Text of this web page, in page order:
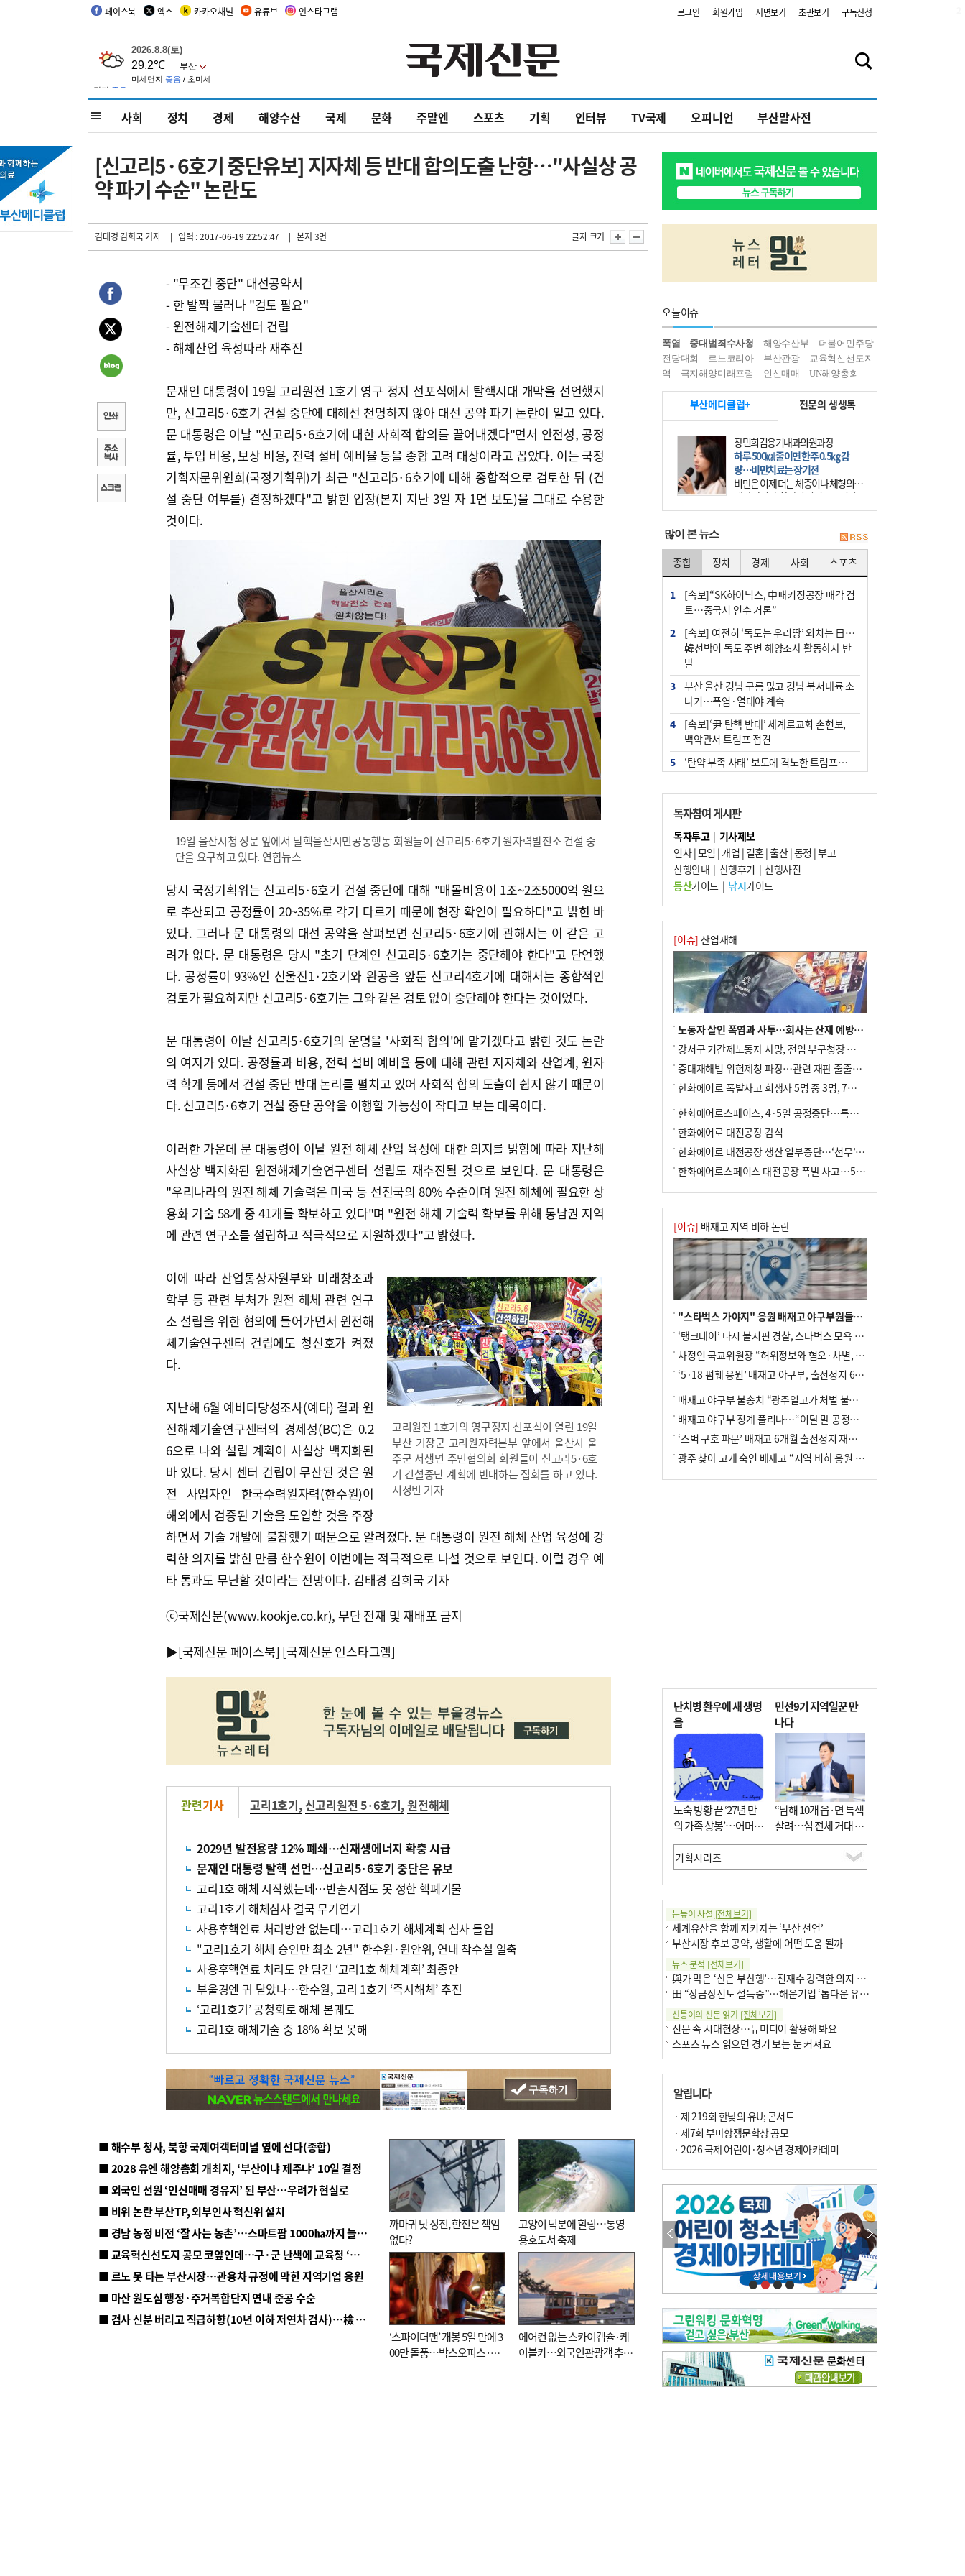
페이스북 엑스 카카오채널 유튜브 인스타그램 로그인 회원가입 지면보기 초판보기 구독신청
사회 정치 경제 해양수산 국제 문화 주말엔 스포츠 기획 인터뷰 TV국제 오피니언 부산말사전
[신고리5·6호기 중단유보] 지자체 등 반대 합의도출 난항…"사실상 공
약 파기 수순" 논란도
김태경 김희국 기자 | 입력 : 2017-06-19 22:52:47 | 본지 3면 글자 크기
- "무조건 중단" 대선공약서
- 한 발짝 물러나 "검토 필요"
- 원전해체기술센터 건립
- 해체산업 육성따라 재추진
문재인 대통령이 19일 고리원전 1호기 영구 정지 선포식에서 탈핵시대 개막을 선언했지
만, 신고리5·6호기 건설 중단에 대해선 천명하지 않아 대선 공약 파기 논란이 일고 있다.
문 대통령은 이날 "신고리5·6호기에 대한 사회적 합의를 끌어내겠다"면서 안전성, 공정
률, 투입 비용, 보상 비용, 전력 설비 예비율 등을 종합 고려 대상이라고 꼽았다. 이는 국정
기획자문위원회(국정기획위)가 최근 "신고리5·6호기에 대해 종합적으로 검토한 뒤 (건
설 중단 여부를) 결정하겠다"고 밝힌 입장(본지 지난 3일 자 1면 보도)을 그대로 수용한
것이다.
19일 울산시청 정문 앞에서 탈핵울산시민공동행동 회원들이 신고리5·6호기 원자력발전소 건설 중
단을 요구하고 있다. 연합뉴스
당시 국정기획위는 신고리5·6호기 건설 중단에 대해 "매몰비용이 1조~2조5000억 원으
로 추산되고 공정률이 20~35%로 각기 다르기 때문에 현장 확인이 필요하다"고 밝힌 바
있다. 그러나 문 대통령의 대선 공약을 살펴보면 신고리5·6호기에 관해서는 이 같은 고
려가 없다. 문 대통령은 당시 "초기 단계인 신고리5·6호기는 중단해야 한다"고 단언했
다. 공정률이 93%인 신울진1·2호기와 완공을 앞둔 신고리4호기에 대해서는 종합적인
검토가 필요하지만 신고리5·6호기는 그와 같은 검토 없이 중단해야 한다는 것이었다.
문 대통령이 이날 신고리5·6호기의 운명을 '사회적 합의'에 맡기겠다고 밝힌 것도 논란
의 여지가 있다. 공정률과 비용, 전력 설비 예비율 등에 대해 관련 지자체와 산업계, 원자
력 학계 등에서 건설 중단 반대 논리를 펼치고 있어 사회적 합의 도출이 쉽지 않기 때문이
다. 신고리5·6호기 건설 중단 공약을 이행할 가능성이 작다고 보는 대목이다.
이러한 가운데 문 대통령이 이날 원전 해체 산업 육성에 대한 의지를 밝힘에 따라 지난해
사실상 백지화된 원전해체기술연구센터 설립도 재추진될 것으로 보인다. 문 대통령은
"우리나라의 원전 해체 기술력은 미국 등 선진국의 80% 수준이며 원전 해체에 필요한 상
용화 기술 58개 중 41개를 확보하고 있다"며 "원전 해체 기술력 확보를 위해 동남권 지역
에 관련 연구소를 설립하고 적극적으로 지원하겠다"고 밝혔다.
고리원전 1호기의 영구정지 선포식이 열린 19일
부산 기장군 고리원자력본부 앞에서 울산시 울
주군 서생면 주민협의회 회원들이 신고리5·6호
기 건설중단 계획에 반대하는 집회를 하고 있다.
서정빈 기자
이에 따라 산업통상자원부와 미래창조과
학부 등 관련 부처가 원전 해체 관련 연구
소 설립을 위한 협의에 들어가면서 원전해
체기술연구센터 건립에도 청신호가 켜졌
다.
지난해 6월 예비타당성조사(예타) 결과 원
전해체기술연구센터의 경제성(BC)은 0.2
6으로 나와 설립 계획이 사실상 백지화된
바 있다. 당시 센터 건립이 무산된 것은 원
전 사업자인 한국수력원자력(한수원)이
해외에서 검증된 기술을 도입할 것을 주장
하면서 기술 개발에 불참했기 때문으로 알려졌다. 문 대통령이 원전 해체 산업 육성에 강
력한 의지를 밝힌 만큼 한수원이 이번에는 적극적으로 나설 것으로 보인다. 이럴 경우 예
타 통과도 무난할 것이라는 전망이다. 김태경 김희국 기자
ⓒ국제신문(www.kookje.co.kr), 무단 전재 및 재배포 금지
▶[국제신문 페이스북] [국제신문 인스타그램]
관련기사 고리1호기, 신고리원전 5·6호기,원전해체
2029년 발전용량 12% 폐쇄…신재생에너지 확충 시급
문재인 대통령 탈핵 선언…신고리5·6호기 중단은 유보
고리1호 해체 시작했는데…반출시점도 못 정한 핵폐기물
고리1호기 해체심사 결국 무기연기
사용후핵연료 처리방안 없는데…고리1호기 해체계획 심사 돌입
"고리1호기 해체 승인만 최소 2년" 한수원·원안위, 연내 착수설 일축
사용후핵연료 처리도 안 담긴 ‘고리1호 해체계획’ 최종안
부울경엔 귀 닫았나…한수원, 고리 1호기 ‘즉시해체’ 추진
‘고리1호기’ 공청회로 해체 본궤도
고리1호 해체기술 중 18% 확보 못해
■ 해수부 청사, 북항 국제여객터미널 옆에 선다(종합)
■ 2028 유엔 해양총회 개최지, ‘부산이냐 제주냐’ 10일 결정
■ 외국인 선원 ‘인신매매 경유지’ 된 부산…우려가 현실로
■ 비위 논란 부산TP, 외부인사 혁신위 설치
■ 경남 농정 비전 ‘잘 사는 농촌’…스마트팜 1000㏊까지 늘린다
■ 교육혁신선도지 공모 코앞인데…구·군 난색에 교육청 ‘쩔쩔’
■ 르노 못 타는 부산시장…관용차 규정에 막힌 지역기업 응원
■ 마산 원도심 행정·주거복합단지 연내 준공 수순
■ 검사 신분 버리고 직급하향(10년 이하 저연차 검사)…檢 중수청행 기피
까마귀 탓 정전, 한전은 책임
없다?
고양이 덕분에 힐링…통영
용호도서 축제
‘스파이더맨’ 개봉 5일 만에 3
00만 돌풍…박스오피스·예
에어컨 없는 스카이캡슐·케
이블카…외국인관광객 추억
오늘이슈
폭염 중대범죄수사청 해양수산부
더불어민주당
전당대회
르노코리아 부산관광
교육혁신선도지
역
극지해양미래포럼 인신매매 UN해양총회
부산메디클럽+ 전문의 생생톡
장민희김용기내과의원과장
하루 500㎉ 줄이면 한주 0.5㎏ 감
량…비만치료는 장기전
비만은 이제 더는 체중이나 체형의 문
제가 아니다. 하나의 질병으로 인지
하고 치료와 관리를 해야 한다. 세계
많이 본 뉴스
종합 정치 경제 사회 스포츠
1
[속보]“SK하이닉스, 中패키징공장 매각 검
토…중국서 인수 거론”
2
[속보] 여전히 ‘독도는 우리땅’ 외치는 日…
韓선박이 독도 주변 해양조사 활동하자 반
발
3
부산 울산 경남 구름 많고 경남 북서내륙 소
나기…폭염·열대야 계속
4
[속보]‘尹 탄핵 반대’ 세계로교회 손현보,
백악관서 트럼프 접견
5
‘탄약 부족 사태’ 보도에 격노한 트럼프…
전주보다 3원 ↓
7
노후 상수도관 파열에 폭염 속 사상구 2300
여 가구 6시간 단수
8
[속보] ‘심판 성접대’ 논란 축구협회 공식 사
과…“현재는 부적절 행위 없어”
10 서울 중랑구서 흉기 난동…60대 남성 2명
사망
독자참여 게시판
독자투고| 기사제보
인사|모임 | 개업 | 결혼|출산|동정 |부고
산행안내 | 산행후기 | 산행사진
등산가이드| 낚시가이드
[이슈] 산업재해
노동자 살인 폭염과 사투…회사는 산재 예방·전기료 절감 전력
강서구 기간제노동자 사망, 전임 부구청장 檢 송치
중대재해법 위헌제청 파장…관련 재판 줄줄이 브레이크
한화에어로 폭발사고 희생자 5명 중 3명, 7일 영면
한화에어로스페이스, 4·5일 공정중단…특별 안전점검
한화에어로 대전공장 감식
한화에어로 대전공장 생산 일부중단…‘천무’ 수출 비상
한화에어로스페이스 대전공장 폭발 사고…5명 사망·2명 부상(종합)
[이슈] 배재고 지역 비하 논란
"스타벅스 가야지" 응원 배재고 야구부원들, 학교서 징계 처분
‘탱크데이’ 다시 불지핀 경찰, 스타벅스 모욕 혐의 압수수색
차정인 국교위원장 “허위정보와 혐오·차별, 학교 교실까지 유입"
‘5·18 폄훼 응원’ 배재고 야구부, 출전정지 6개월→1개월 감경
배재고 야구부 불송치 “광주일고가 처벌 불원 의사 표해”
배재고 야구부 징계 풀리나…“이달 말 공정위서 재심의”
‘스벅 구호 파문’ 배재고 6개월 출전정지 재심 신청키로
광주 찾아 고개 숙인 배재고 “지역 비하 응원 잘못”(종합)
난치병 환우에 새 생명
을
노숙 방황 끝 ‘27년 만
의 가족 상봉’…어머니
와 행복 꿈꿔
민선9기 지역일꾼 만
나다
“남해 10개 읍·면 특색
살려…섬 전체 거대 정
원으로 조성”
눈높이 사설 [전체보기]
세계유산을 함께 지키자는 ‘부산 선언’
부산시장 후보 공약, 생활에 어떤 도움 될까
뉴스 분석 [전체보기]
與가 막은 ‘산은 부산행’…전재수 강력한 의지 표명 없인 공염불
田 “장금상선도 설득중”…해운기업 ‘톱다운 유치전’ 가속
신통이의 신문 읽기 [전체보기]
신문 속 시대현상…뉴미디어 활용해 봐요
스포츠 뉴스 읽으면 경기 보는 눈 커져요
구·군 승진 축하화분 관행 없애자니 소상공인 울상
팩트체크[전체보기]
의령 한우산 털중나리
한 손 뉴스[전체보기]
시민이 개발한 폭염 대응 앱 ‘그늘로’ 길안내 지도 등 인기
골목 맛집 발굴 고메 셀렉션…부산시, 페스티벌 시월 연계
오늘의 날씨-[전체보기]
오늘의 날씨- 2026년 8월 7일
오늘의 날씨- 2026년 8월 6일
우리 결혼해요-[전체보기]
우리 결혼해요- 김홍윤·정세빈 커플
알립니다
· 제 219회 한낮의 유U; 콘서트
· 제7회 부마항쟁문학상 공모
· 2026 국제 어린이·청소년 경제아카데미